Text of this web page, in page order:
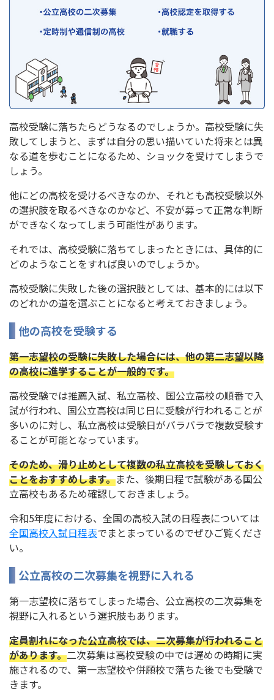
高校受験に落ちたらどうなるのでしょうか。高校受験に失
敗してしまうと、まずは自分の思い描いていた将来とは異
なる道を歩むことになるため、ショックを受けてしまうで
しょう。
他にどの高校を受けるべきなのか、それとも高校受験以外
の選択肢を取るべきなのかなど、不安が募って正常な判断
ができなくなってしまう可能性があります。
それでは、高校受験に落ちてしまったときには、具体的に
どのようなことをすれば良いのでしょうか。
高校受験に失敗した後の選択肢としては、基本的には以下
のどれかの道を選ぶことになると考えておきましょう。
他の高校を受験する
第一志望校の受験に失敗した場合には、他の第二志望以降
の高校に進学することが一般的です。
高校受験では推薦入試、私立高校、国公立高校の順番で入
試が行われ、国公立高校は同じ日に受験が行われることが
多いのに対し、私立高校は受験日がバラバラで複数受験す
ることが可能となっています。
そのため、滑り止めとして複数の私立高校を受験しておく
ことをおすすめします。また、後期日程で試験がある国公
立高校もあるため確認しておきましょう。
令和5年度における、全国の高校入試の日程表については
全国高校入試日程表でまとまっているのでぜひご覧くださ
い。
公立高校の二次募集を視野に入れる
第一志望校に落ちてしまった場合、公立高校の二次募集を
視野に入れるという選択肢もあります。
定員割れになった公立高校では、二次募集が行われること
があります。二次募集は高校受験の中では遅めの時期に実
施されるので、第一志望校や併願校で落ちた後でも受験で
きます。